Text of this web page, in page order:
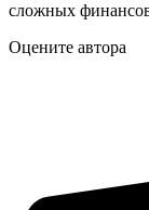
сложных
Оцените автора